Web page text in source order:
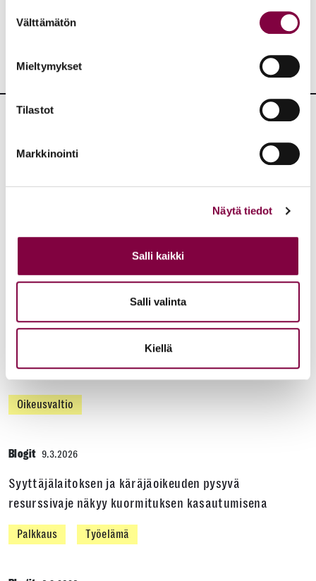
valinta
Välttämätön
Mieltymykset
Tilastot
Markkinointi
Näytä tiedot
Salli kaikki
Salli valinta
Kiellä
Oikeudenhoitoa uhkaa rahoituskriisi
Oikeusvaltio
Blogit 9.3.2026
Syyttäjälaitoksen ja käräjäoikeuden pysyvä
resurssivaje näkyy kuormituksen kasautumisena
Palkkaus Työelämä